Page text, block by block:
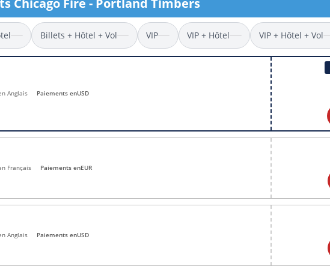
Billets Coupe d’Asie 2027
Billets Euro 2028
Billets Copa América
Billets + Hôtel + Vol VIP VIP + Hôtel VIP + Hôtel + Vol
Anglais Paiements enUSD
Français Paiements enEUR
Anglais Paiements enUSD